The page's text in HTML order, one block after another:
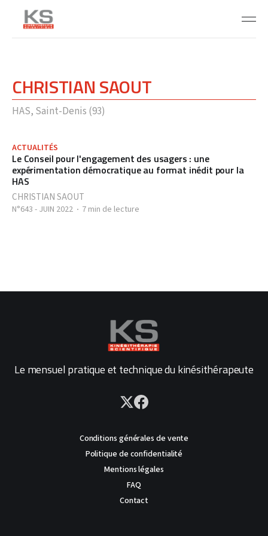
CHRISTIAN SAOUT
HAS, Saint-Denis (93)
ACTUALITÉS
Le Conseil pour l'engagement des usagers : une
expérimentation démocratique au format inédit pour la
HAS
CHRISTIAN SAOUT
N°643 - JUIN 2022 7 min de lecture
Le mensuel pratique et technique du kinésithérapeute
Conditions générales de vente
Politique de confidentialité
Mentions légales
FAQ
Contact